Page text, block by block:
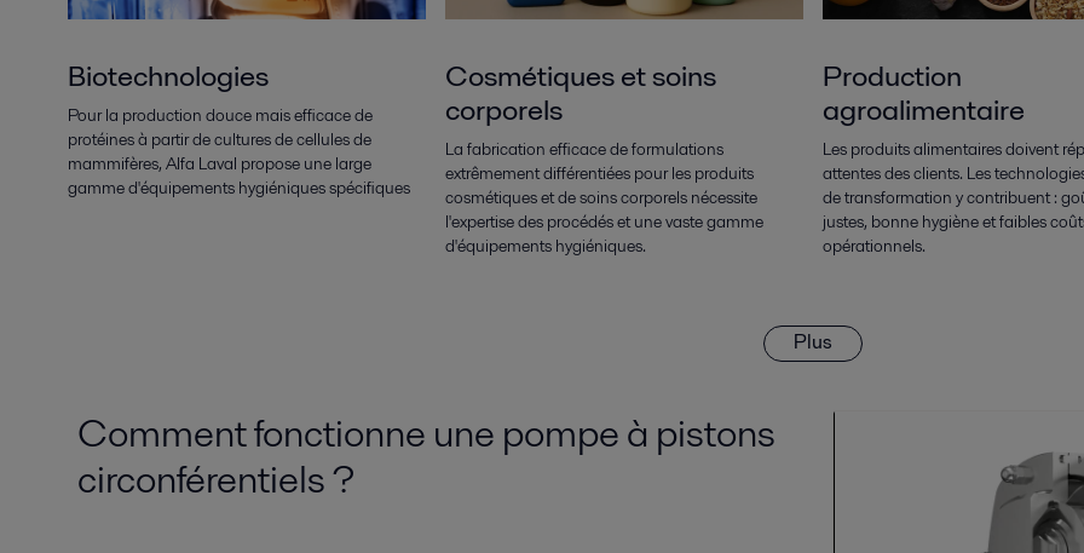
Biotechnologies
Pour la production douce mais efficace de
protéines à partir de cultures de cellules de
mammifères, Alfa Laval propose une large
gamme d'équipements hygiéniques spécifiques
Cosmétiques et soins
corporels
La fabrication efficace de formulations
extrêmement différentiées pour les produits
cosmétiques et de soins corporels nécessite
l'expertise des procédés et une vaste gamme
d'équipements hygiéniques.
Production
agroalimentaire
Les produits alimentaires doivent
attentes des clients. Les
de transformation y contribuent :
justes, bonne hygiène et faibles
opérationnels.
Plus
Comment fonctionne une pompe à pistons
circonférentiels ?